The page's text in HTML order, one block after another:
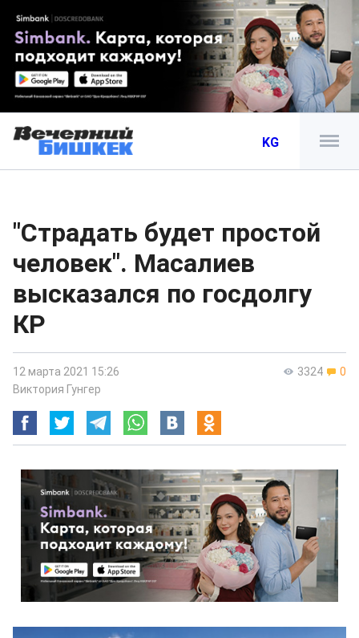
KG
"Страдать будет простой
человек". Масалиев
высказался по госдолгу
КР
3324 0
12 марта 2021 15:26
Виктория Гунгер